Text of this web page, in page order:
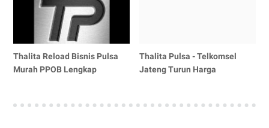
Thalita Reload Bisnis Pulsa
Murah PPOB Lengkap
Thalita Pulsa - Telkomsel
Jateng Turun Harga